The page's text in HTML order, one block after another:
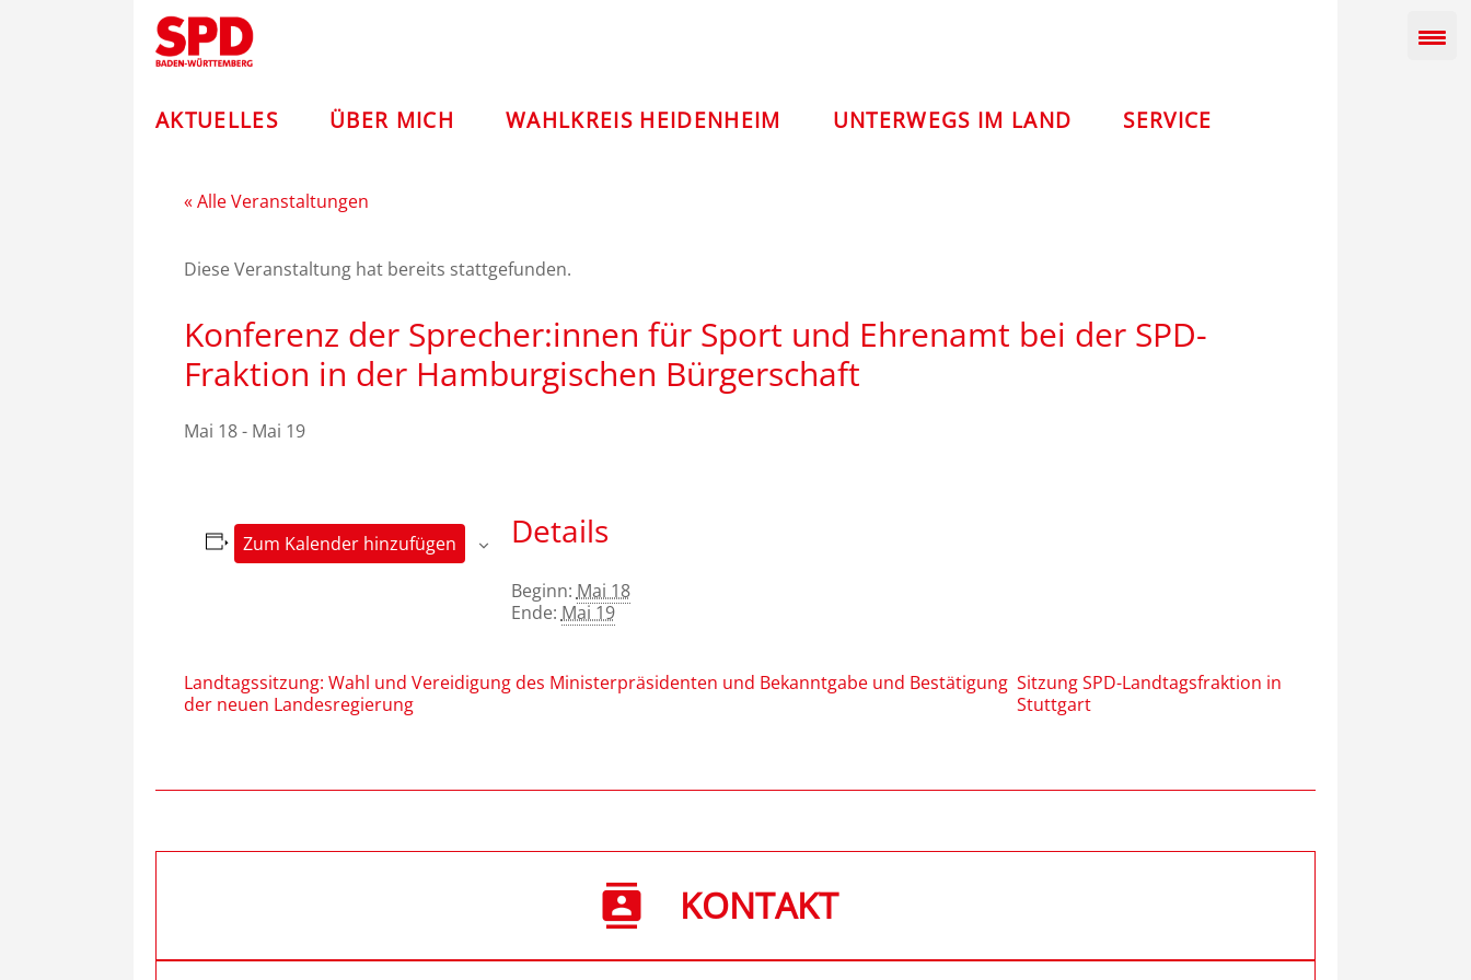
Andreas
AKTUELLES ÜBER MICH WAHLKREIS HEIDENHEIM UNTERWEGS IM LAND SERVICE
« Alle Veranstaltungen
Diese Veranstaltung hat bereits stattgefunden.
Konferenz der Sprecher:innen für Sport und Ehrenamt bei der SPD-
Fraktion in der Hamburgischen Bürgerschaft
Mai 18- Mai 19
Zum Kalender hinzufügen Details
Beginn: Mai 18
Ende: Mai 19
Landtagssitzung: Wahl und Vereidigung des Ministerpräsidenten und Bekanntgabe und Bestätigung
der neuen Landesregierung
Sitzung SPD-Landtagsfraktion in
Stuttgart
KONTAKT